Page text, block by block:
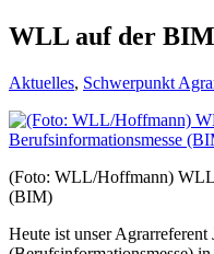
WLL auf der
Aktuelles, Schwerpunkt
(Foto: WLL/Hoffmann) WLL
(BIM)
Heute ist unser